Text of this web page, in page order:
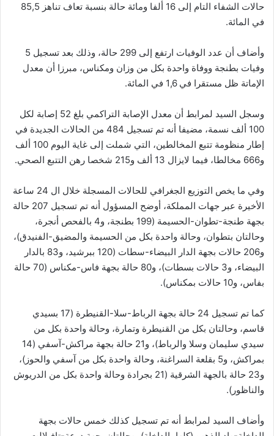
حالات الشفاء التام إلى 16 ألفا ومائة حالة بنسبة تعاف تناهز 85,5
في المائة.
وأضاف أن عدد الوفيات ارتفع إلى 299 حالة، وذلك بعد تسجيل 5
وفيات بطنجة ووفاة واحدة بكل من وزان ومكناس، مبرزا أن معدل
الإماتة ظل مستقرا في 1,6 في المائة.
وسجل السيد لمرابط أن معدل الإصابة التراكمي بلغ 52 إصابة لكل
100 ألف نسمة، مضيفا أنه تم تسجيل 484 من الحالات الجديدة في
إطار منظومة تتبع المخالطين، التي شملت إلى غاية اليوم 100 ألف
و666 مخالطا، فيما لايزال 13 ألف و215 شخصا رهن التتبع الصحي.
وفي ما يخص التوزيع الجغرافي للحالات المسجلة خلال ال 24 ساعة
الأخيرة عبر جهات المملكة، أوضح المسؤول أنه تم تسجيل 207 حالة
بجهة طنجة-تطوان-الحسيمة (199 بطنجة، و4 بالفحص أنجرة،
وحالتان بتطوان، وحالة واحدة بكل من الحسيمة والمضيق-الفنيدق)،
و206 حالات بجهة الدار البيضاء-سطات (120 ببرشيد، و83 بالدار
البيضاء، و3 حالات بسطات)، و80 حالة بجهة فاس-مكناس (70 حالة
بفاس، و10 حالات بمكناس).
كما تم تسجيل 24 حالة بجهة الرباط-سلا-القنيطرة (17 بسيدي
قاسم، وحالتان بكل من القنيطرة وتمارة، وحالة واحدة بكل من
سيدي سليمان وسلا والرباط)، و21 حالة بجهة مراكش-آسفي (14
بمراكش، و5 بقلعة السراغنة، وحالة واحدة بكل من آسفي والحوز)،
و23 حالة بالجهة الشرقية (21 بجرادة وحالة واحدة بكل من الدريوش
والناظور).
وأضاف السيد لمرابط أنه تم تسجيل كذلك خمس حالات بجهة